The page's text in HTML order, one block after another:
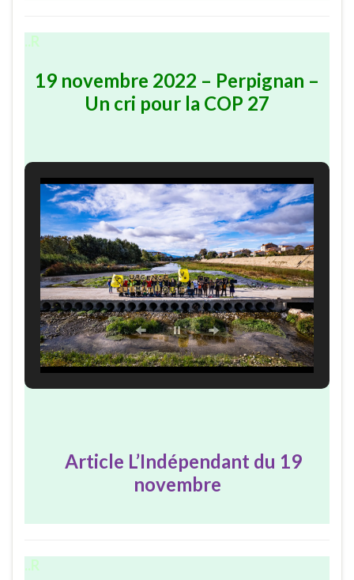
..R
19 novembre 2022 – Perpignan –
Un cri pour la COP 27
Article L’Indépendant du 19
novembre
..R